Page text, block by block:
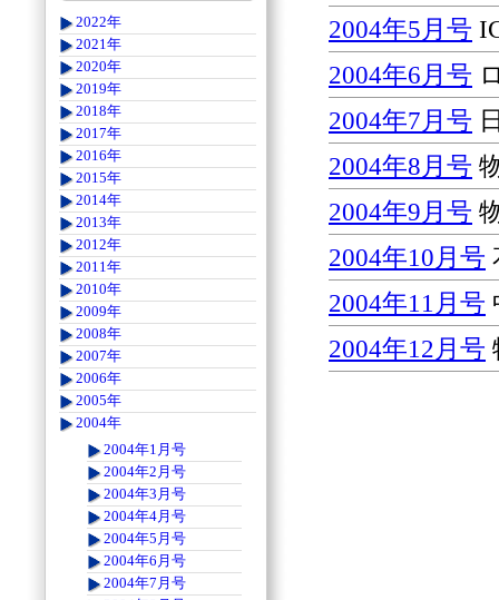
2004年5月号
2004年6月号
2004年7月号
2004年8月号
2004年9月号
2004年10月号
2004年11月号
2004年12月号
2022年
2021年
2020年
2019年
2018年
2017年
2016年
2015年
2014年
2013年
2012年
2011年
2010年
2009年
2008年
2007年
2006年
2005年
2004年
2004年1月号
2004年2月号
2004年3月号
2004年4月号
2004年5月号
2004年6月号
2004年7月号